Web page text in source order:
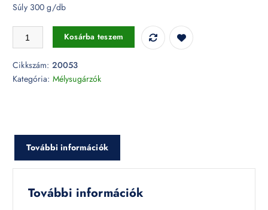
Súly 300 g/db
10W billenthető LED mélysugárzó Samsung chip 6400K - PRO20053
Kosárba teszem
Cikkszám: 20053
Kategória: Mélysugárzók
További információk
További információk